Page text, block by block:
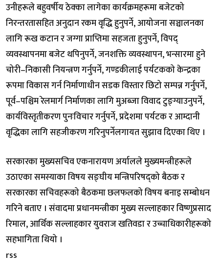
उनीहरूले बहुवर्षीय ठेक्का लागेका कार्यक्रमहरूमा बजेटको
निरन्तरतासहित अनुदान रकम वृद्धि हुनुपर्ने, आयोजना सञ्चालनका
लागि रूख कटान र जग्गा प्राप्तिमा सहजता हुनुपर्ने, विपद्
व्यवस्थापनमा बजेट थपिनुपर्ने, जनशक्ति व्यवस्थापन, भन्सारमा हुने
चोरी–निकासी नियन्त्रण गर्नुपर्ने, गण्डकीलाई पर्यटकको केन्द्रका
रूपमा विकास गर्न निर्माणाधीन सडक विस्तार छिटो सम्पन्न गर्नुपर्ने,
पूर्व–पश्चिम रेलमार्ग निर्माणका लागि मुअब्जा विवाद टुङ्ग्याउनुपर्ने,
कार्यविस्तृतीकरण पुनःविचार गर्नुपर्ने, प्रदेशमा पर्यटक र आम्दानी
वृद्धिका लागि सहजीकरण गरिनुपर्नेलगायत सुझाव दिएका थिए ।
सरकारका मुख्यसचिव एकनारायण अर्यालले मुख्यमन्त्रीहरूले
उठाएका समस्याका विषय सङ्घीय मन्त्रिपरिषद्को बैठक र
सरकारका सचिवहरूको बैठकमा छलफलको विषय बनाइ सम्बोधन
गरिने बताए । संवादमा प्रधानमन्त्रीका मुख्य सल्लाहकार विष्णुप्रसाद
रिमाल, आर्थिक सल्लाहकार युवराज खतिवडा र उच्चाधिकारीहरूको
सहभागिता थियो ।
rss